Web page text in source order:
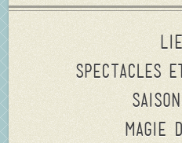
Spectacles
Magie